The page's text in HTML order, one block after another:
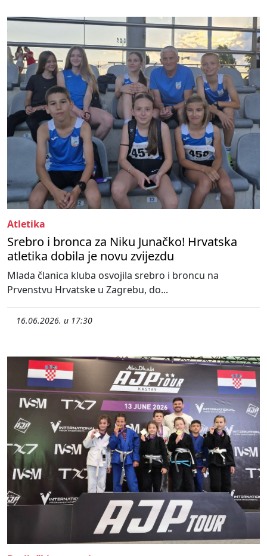
Atletika
Srebro i bronca za Niku Junačko! Hrvatska
atletika dobila je novu zvijezdu
Mlada članica kluba osvojila srebro i broncu na
Prvenstvu Hrvatske u Zagrebu, do...
16.06.2026. u 17:30